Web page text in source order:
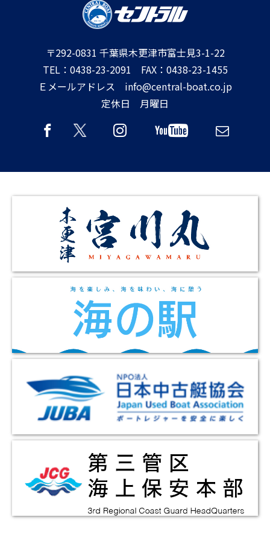
〒292-0831 千葉県木更津市富士見3-1-22
TEL：0438-23-2091 FAX：0438-23-1455
Ｅメールアドレス info@central-boat.co.jp
定休日 月曜日